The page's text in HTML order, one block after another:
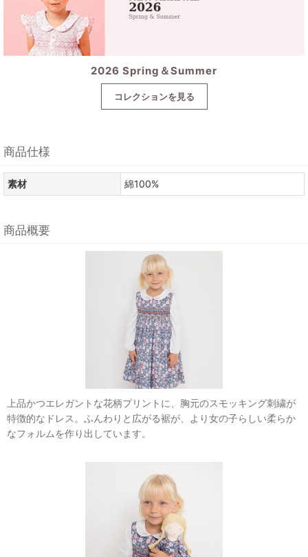
2026 Spring＆Summer
コレクションを見る
商品仕様
素材 綿100%
商品概要
上品かつエレガントな花柄プリントに、胸元のスモッキング刺繍が
特徴的なドレス。ふんわりと広がる裾が、より女の子らしい柔らか
なフォルムを作り出しています。